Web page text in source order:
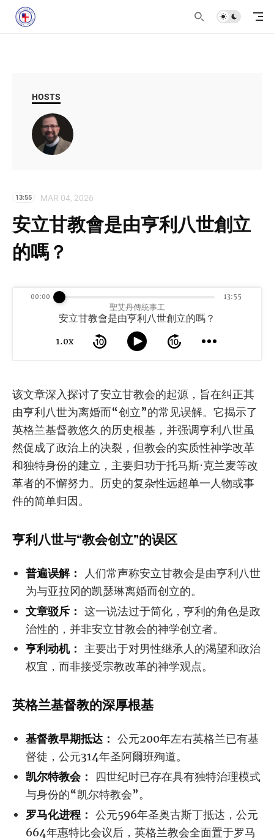
HOSTS
13:55 MAR 04, 2026
安立甘教會是由亨利八世創立
的嗎？
聖艾丹傳統事工
安立甘教會是由亨利八世創立的嗎？
1.0x
00:00 13:55
该文章深入探讨了安立甘教会的起源，旨在纠正其
由亨利八世为离婚而“创立”的常见误解。它揭示了
英格兰基督教悠久的历史根基，并强调亨利八世虽
然促成了政治上的决裂，但教会的实质性神学改革
和独特身份的建立，主要归功于托马斯·克兰麦等改
革者的不懈努力。历史的复杂性远超单一人物或事
件的简单归因。
亨利八世与“教会创立”的误区
普遍误解：
人们常声称安立甘教会是由亨利八世
为与亚拉冈的凯瑟琳离婚而创立的。
文章驳斥： 这一说法过于简化，亨利的角色是政
治性的，并非安立甘教会的神学创立者。
亨利动机：
主要出于对男性继承人的渴望和政治
权宜，而非接受宗教改革的神学观点。
英格兰基督教的深厚根基
基督教早期抵达： 公元200年左右英格兰已有基
督徒，公元314年圣阿爾班殉道。
凯尔特教会：
四世纪时已存在具有独特治理模式
与身份的“凯尔特教会”。
罗马化进程： 公元596年圣奥古斯丁抵达，公元
664年惠特比会议后，英格兰教会全面置于罗马